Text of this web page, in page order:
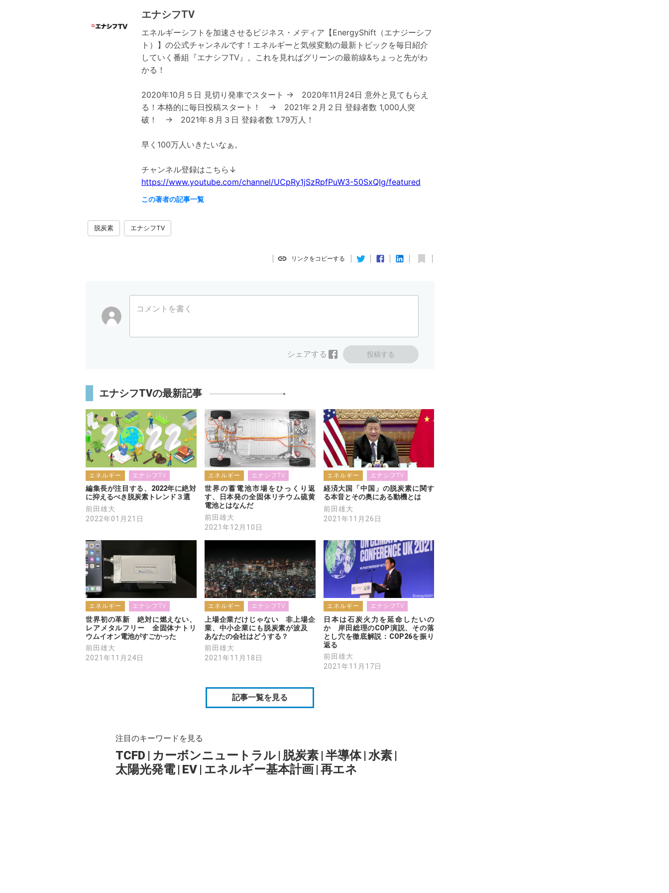
エナシフTV
エネルギーシフトを加速させるビジネス・メディア【EnergyShift（エナジーシフ
ト）】の公式チャンネルです！エネルギーと気候変動の最新トピックを毎日紹介
していく番組『エナシフTV』。これを見ればグリーンの最前線&ちょっと先がわ
かる！
2020年10月５日 見切り発車でスタート → 2020年11月24日 意外と見てもらえ
る！本格的に毎日投稿スタート！ → 2021年２月２日 登録者数 1,000人突
破！ → 2021年８月３日 登録者数 1.79万人！
早く100万人いきたいなぁ。
https://www.youtube.com/channel/UCpRy1jSzRpfPuW3-50SxQIg/featured
この著者の記事一覧
脱炭素 エナシフTV
リンクをコピーする
コメントを書く
投稿する
シェアする
エナシフTVの最新記事
エネルギー エナシフTV
編集長が注目する、2022年に絶対
に抑えるべき脱炭素トレンド３選
前田雄大
2022年01月21日
エネルギー エナシフTV
世界の蓄電池市場をひっくり返
す、日本発の全固体リチウム硫黄
電池とはなんだ
前田雄大
2021年12月10日
エネルギー エナシフTV
経済大国「中国」の脱炭素に関す
る本音とその奥にある動機とは
前田雄大
2021年11月26日
エネルギー エナシフTV
世界初の革新　絶対に燃えない、
レアメタルフリー　全固体ナトリ
ウムイオン電池がすごかった
前田雄大
2021年11月24日
エネルギー エナシフTV
上場企業だけじゃない　非上場企
業、中小企業にも脱炭素が波及
あなたの会社はどうする？
前田雄大
2021年11月18日
エネルギー エナシフTV
日本は石炭火力を延命したいの
か　岸田総理のCOP演説、その落
とし穴を徹底解説：COP26を振り
返る
前田雄大
2021年11月17日
記事一覧を見る
注目のキーワードを見る
TCFD | カーボンニュートラル | 脱炭素 |半導体 |水素 |
太陽光発電 | EV | エネルギー基本計画 |再エネ